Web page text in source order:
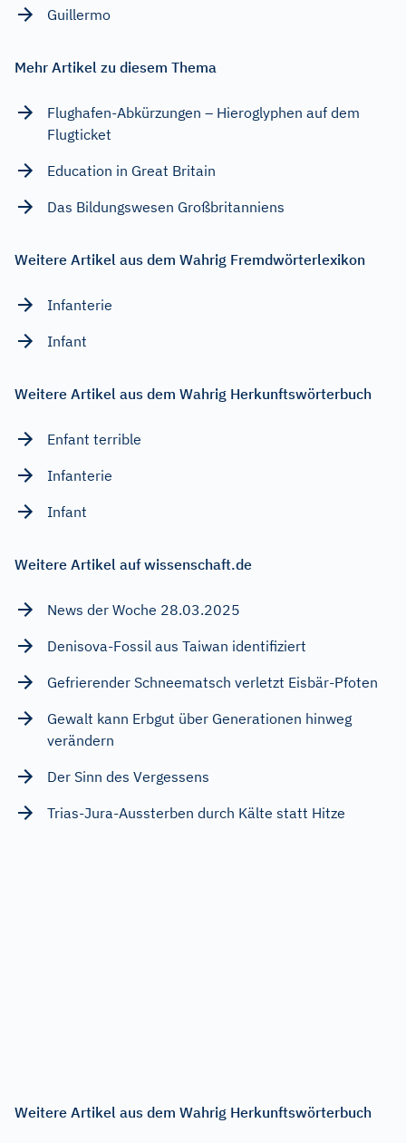
Guillermo
Mehr Artikel zu diesem Thema
Flughafen-Abkürzungen – Hieroglyphen auf dem
Flugticket
Education in Great Britain
Das Bildungswesen Großbritanniens
Weitere Artikel aus dem Wahrig Fremdwörterlexikon
Infanterie
Infant
Weitere Artikel aus dem Wahrig Herkunftswörterbuch
Enfant terrible
Infanterie
Infant
Weitere Artikel auf wissenschaft.de
News der Woche 28.03.2025
Denisova-Fossil aus Taiwan identifiziert
Gefrierender Schneematsch verletzt Eisbär-Pfoten
Gewalt kann Erbgut über Generationen hinweg
verändern
Der Sinn des Vergessens
Trias-Jura-Aussterben durch Kälte statt Hitze
Weitere Artikel aus dem Wahrig Herkunftswörterbuch